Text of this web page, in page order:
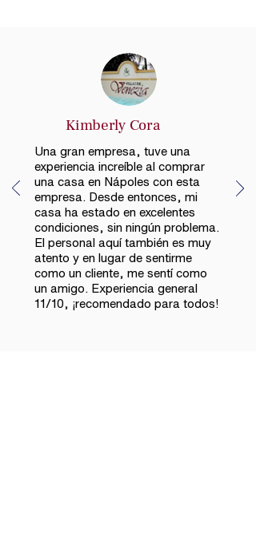
Kimberly Cora
Una gran empresa, tuve una
experiencia increíble al comprar
una casa en Nápoles con esta
empresa. Desde entonces, mi
casa ha estado en excelentes
condiciones, sin ningún problema.
El personal aquí también es muy
atento y en lugar de sentirme
como un cliente, me sentí como
un amigo. Experiencia general
11/10, ¡recomendado para todos!